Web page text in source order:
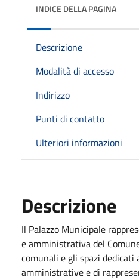
INDICE DELLA PAGINA
Descrizione
Modalità di accesso
Indirizzo
Punti di contatto
Ulteriori informazioni
Descrizione
Il Palazzo Municipale
e amministrativa del
comunali e gli spazi
amministrative e di